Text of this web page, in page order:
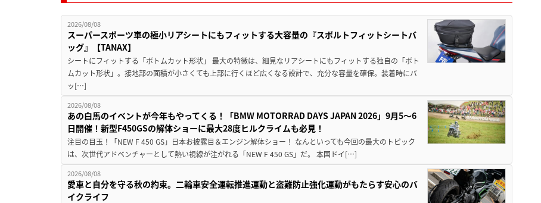
2026/08/08
スーパースポーツ車の極小リアシートにもフィットする大容量の『スポルトフィットシートバ
ッグ』【TANAX】
シートにフィットする「ボトムカット形状」 最大の特徴は、細見なリアシートにもフィットする独自の「ボト
ムカット形状」。接地部の面積が小さくても上部に行くほど広くなる設計で、充分な容量を確保。装着時にバ
ッ[…]
2026/08/08
あの白馬のイベントが今年もやってくる！「BMW MOTORRAD DAYS JAPAN 2026」9月5〜6
日開催！新型F450GSの解体ショーに最大28度ヒルクライムも必見！
注目の目玉！「NEW F 450 GS」日本お披露目＆エンジン解体ショー！ なんといっても今回の最大のトピック
は、次世代アドベンチャーとして熱い視線が注がれる「NEW F 450 GS」だ。 本国ドイ[…]
2026/08/08
愛車と自分を守る秋の約束。二輪車安全運転推進運動と盗難防止強化運動がもたらす安心のバ
イクライフ